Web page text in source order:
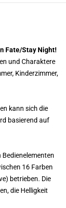
Fate/Stay Night!
und Charaktere
Kinderzimmer,
kann sich die
basierend auf
16 Farben
betrieben. Die
die Helligkeit